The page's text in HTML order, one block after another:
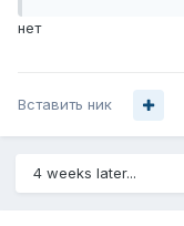
нет
Вставить ник
4 weeks later...